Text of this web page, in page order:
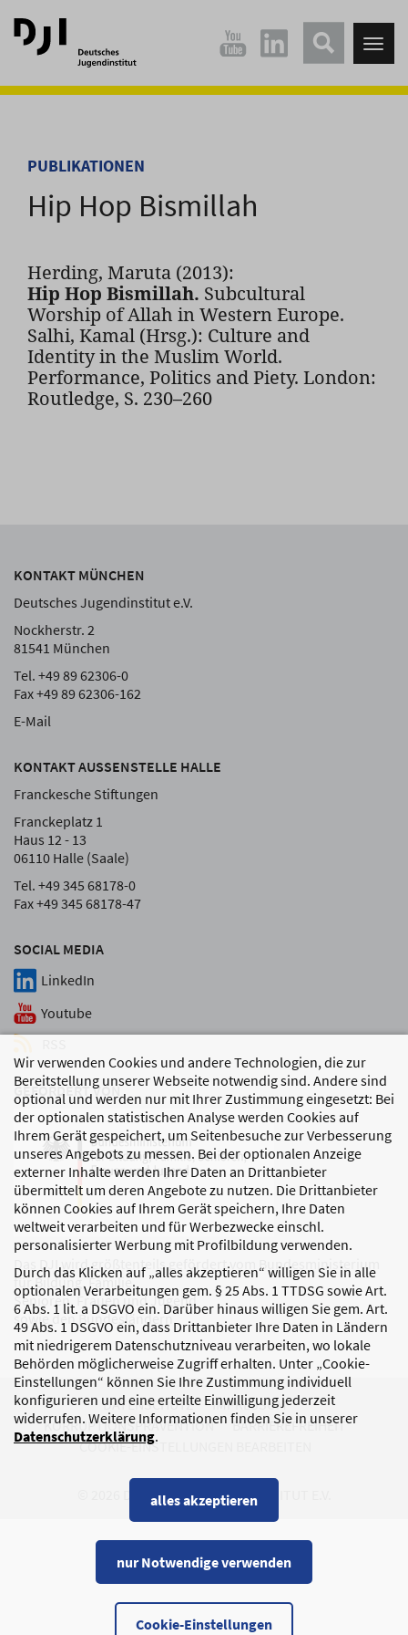
Direkt
zum
Hauptinhalt
Direkt
zum
Hauptmenü
Wir verwenden Cookies und andere Technologien, die zur
Bereitstellung unserer Webseite notwendig sind. Andere sind
optional und werden nur mit Ihrer Zustimmung eingesetzt: Bei
der optionalen statistischen Analyse werden Cookies auf
Ihrem Gerät gespeichert, um Seitenbesuche zur Verbesserung
unseres Angebots zu messen. Bei der optionalen Anzeige
externer Inhalte werden Ihre Daten an Drittanbieter
übermittelt um deren Angebote zu nutzen. Die Drittanbieter
können Cookies auf Ihrem Gerät speichern, Ihre Daten
weltweit verarbeiten und für Werbezwecke einschl.
personalisierter Werbung mit Profilbildung verwenden.
Durch das Klicken auf „alles akzeptieren“ willigen Sie in alle
optionalen Verarbeitungen gem. § 25 Abs. 1 TTDSG sowie Art.
6 Abs. 1 lit. a DSGVO ein. Darüber hinaus willigen Sie gem. Art.
49 Abs. 1 DSGVO ein, dass Drittanbieter Ihre Daten in Ländern
mit niedrigerem Datenschutzniveau verarbeiten, wo lokale
Behörden möglicherweise Zugriff erhalten. Unter „Cookie-
Einstellungen“ können Sie Ihre Zustimmung individuell
konfigurieren und eine erteilte Einwilligung jederzeit
widerrufen. Weitere Informationen finden Sie in unserer
Datenschutzerklärung.
Cookie-Einstellungen
alles akzeptieren
nur Notwendige verwenden
PUBLIKATIONEN
Hip Hop Bismillah
Herding, Maruta (2013):
Hip Hop Bismillah. Subcultural
Worship of Allah in Western Europe.
Salhi, Kamal (Hrsg.): Culture and
Identity in the Muslim World.
Performance, Politics and Piety. London:
Routledge, S. 230–260
SOCIAL MEDIA
LinkedIn
Youtube
KONTAKT MÜNCHEN
Deutsches Jugendinstitut e.V.
Nockherstr. 2
81541 München
Tel. +49 89 62306-0
Fax +49 89 62306-162
E-Mail
KONTAKT AUSSENSTELLE HALLE
Franckesche Stiftungen
Franckeplatz 1
Haus 12 - 13
06110 Halle (Saale)
Tel. +49 345 68178-0
Fax +49 345 68178-47
GEFÖRDERT VON
Das DJI wird größtenteils gefördert vom Bundesministerium
für Bildung, Familie,
Senioren, Frauen und Jugend
sowie den Bundesländern.
DATENSCHUTZ
IMPRESSUM
KORRUPTIONSPRÄVENTION
BARRIEREFREIHEIT
COOKIE-EINSTELLUNGEN BEARBEITEN
© 2026 DEUTSCHES JUGENDINSTITUT E.V.